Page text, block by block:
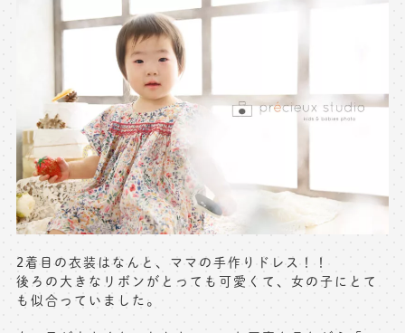
お問い合わせ窓口
店舗情報についてはお手数ですが
各店舗までお問い合わせください
toiawase@precieux-studio.com
※上記アドレスは総合窓口となります
[営業時間] 9:00～17:00
[定休日] 土日祝日
無料会員登録はこちら
2着目の衣装はなんと、ママの手作りドレス！！
後ろの大きなリボンがとっても可愛くて、女の子にとて
も似合っていました。